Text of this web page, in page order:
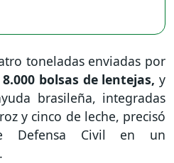
toneladas enviadas por
bolsas de lentejas, y
brasileña, integradas
y cinco de leche, precisó
Defensa Civil en un